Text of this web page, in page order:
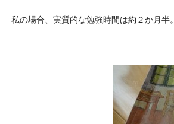
私の場合、実質的な勉強時間は約２か月半。